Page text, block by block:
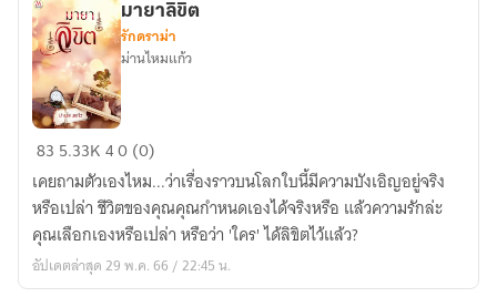
มายา
มายาลิขิต
รักดราม่า
ม่านไหมแก้ว
83 5.33K40 (0)
เคยถามตัวเองไหม...ว่าเรื่องราวบนโลกใบนี้มีความบังเอิญอยู่จริง
หรือเปล่า ชีวิตของคุณคุณกำหนดเองได้จริงหรือ แล้วความรักล่ะ
คุณเลือกเองหรือเปล่า หรือว่า 'ใคร' ได้ลิขิตไว้แล้ว?
อัปเดตล่าสุด 29 พ.ค. 66 / 22:45 น.